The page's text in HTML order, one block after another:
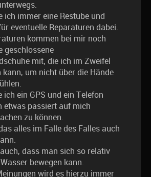
ich immer eine Restube und
eventuelle Reparaturen dabei.
kommen bei mir noch
geschlossene
mit, die ich im Zweifel
kann, um nicht über die Hände
ich ein GPS und ein Telefon
etwas passiert auf mich
zu können.
alles im Falle des Falles auch
dass man sich so relativ
bewegen kann.
wird es hierzu immer